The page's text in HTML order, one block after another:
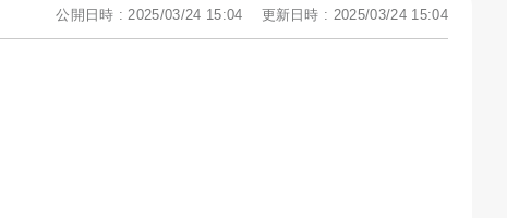
公開日時 : 2025/03/24 15:04 更新日時 : 2025/03/24 15:04